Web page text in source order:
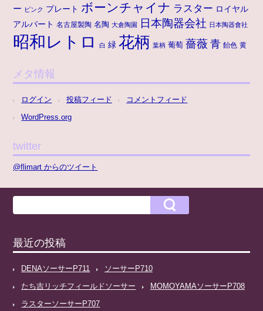
ー ピンク プレート ボーンチャイナ ラスター ロイヤル
アルバート 名古屋製陶 名陶 大倉陶園 日本陶器会社 日本陶器會社
昭和レトロ 白 緑 花柄 葉柄 葡萄 薔薇 青 飴色 黄
メタ情報
ログイン 投稿フィード
コメントフィード
WordPress.org
twitter
@flimart からのツイート
最近の投稿
DENAソーサーP711
ソーサーP710
たち吉リッチフィールドソーサー
MOMOYAMAソーサーP708
ラスターソーサーP707